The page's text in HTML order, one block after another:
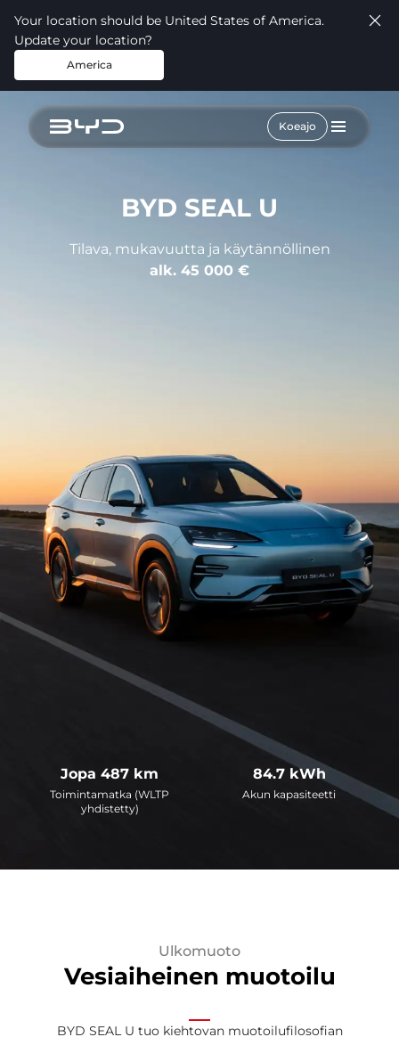
Your location should be United States of America.
Update your location?
America
Koeajo
BYD SEAL U
Tilava, mukavuutta ja käytännöllinen
alk. 45 000 €
Jopa500 km
Toimintamatka (WLTP
yhdistetty)
87.0kWh
Akun kapasiteetti
Ulkomuoto
Vesiaiheinen muotoilu
BYD SEAL U tuo kiehtovan muotoilufilosofian